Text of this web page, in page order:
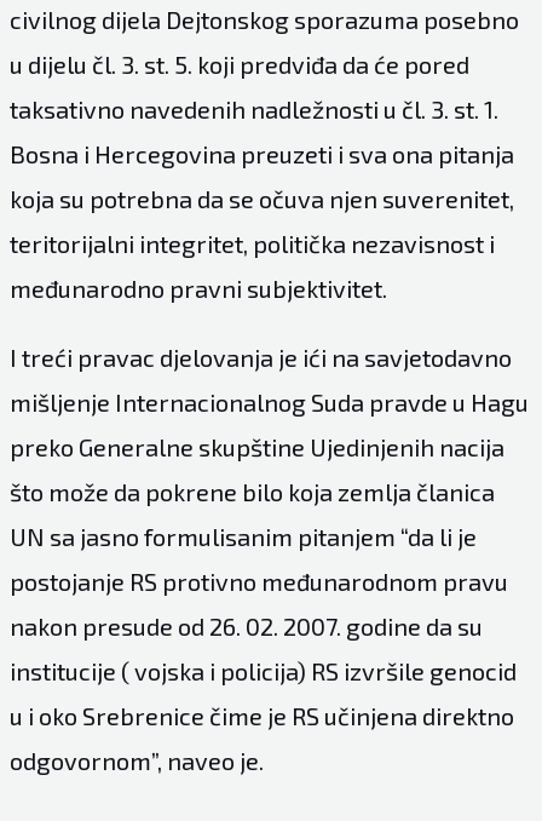
civilnog dijela Dejtonskog sporazuma posebno
u dijelu čl. 3. st. 5. koji predviđa da će pored
taksativno navedenih nadležnosti u čl. 3. st. 1.
Bosna i Hercegovina preuzeti i sva ona pitanja
koja su potrebna da se očuva njen suverenitet,
teritorijalni integritet, politička nezavisnost i
međunarodno pravni subjektivitet.
I treći pravac djelovanja je ići na savjetodavno
mišljenje Internacionalnog Suda pravde u Hagu
preko Generalne skupštine Ujedinjenih nacija
što može da pokrene bilo koja zemlja članica
UN sa jasno formulisanim pitanjem “da li je
postojanje RS protivno međunarodnom pravu
nakon presude od 26. 02. 2007. godine da su
institucije ( vojska i policija) RS izvršile genocid
u i oko Srebrenice čime je RS učinjena direktno
odgovornom”, naveo je.